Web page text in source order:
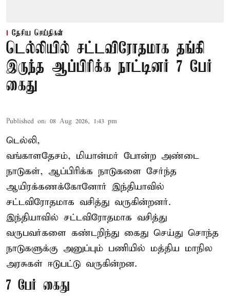
தேசிய செய்திகள்
டெல்லியில் சட்டவிரோதமாக தங்கி
இருந்த ஆப்பிரிக்க நாட்டினர் 7 பேர்
கைது
Published on: 08 Aug 2026, 1:43 pm
டெல்லி,
வங்காளதேசம், மியான்மர் போன்ற அண்டை
நாடுகள், ஆப்பிரிக்க நாடுகளை சேர்ந்த
ஆயிரக்கணக்கோனோர் இந்தியாவில்
சட்டவிரோதமாக வசித்து வருகின்றனர்.
இந்தியாவில் சட்டவிரோதமாக வசித்து
வருபவர்களை கண்டறிந்து கைது செய்து சொந்த
நாடுகளுக்கு அனுப்பும் பணியில் மத்திய மாநில
அரசுகள் ஈடுபட்டு வருகின்றன.
7 பேர் கைது